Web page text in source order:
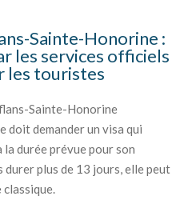
Sainte-Honorine :
les services officiels
les touristes
Sainte-Honorine
doit demander un visa qui
durée prévue pour son
durer plus de 13 jours, elle peut
classique.